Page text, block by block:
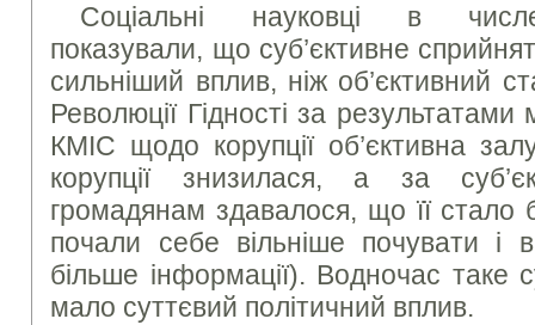
Соціальні науковці в
показували, що суб’єктивне
сильніший вплив, ніж об’єктивний
Революції Гідності за
КМІС щодо корупції об’єктивна
корупції знизилася, а за
громадянам здавалося, що її
почали себе вільніше почувати і
більше інформації). Водночас таке
мало суттєвий політичний вплив.